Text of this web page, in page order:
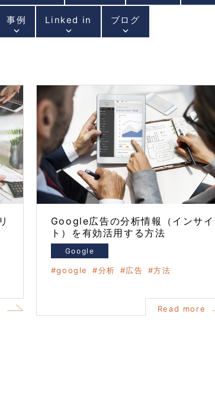
事例
keyboard_arrow_down
Linked in
keyboard_arrow_down
ブログ
keyboard_arrow_down
Google広告の分析情報（インサイ
ト）を有効活用する方法
Google
google 分析 広告 方法
Read more